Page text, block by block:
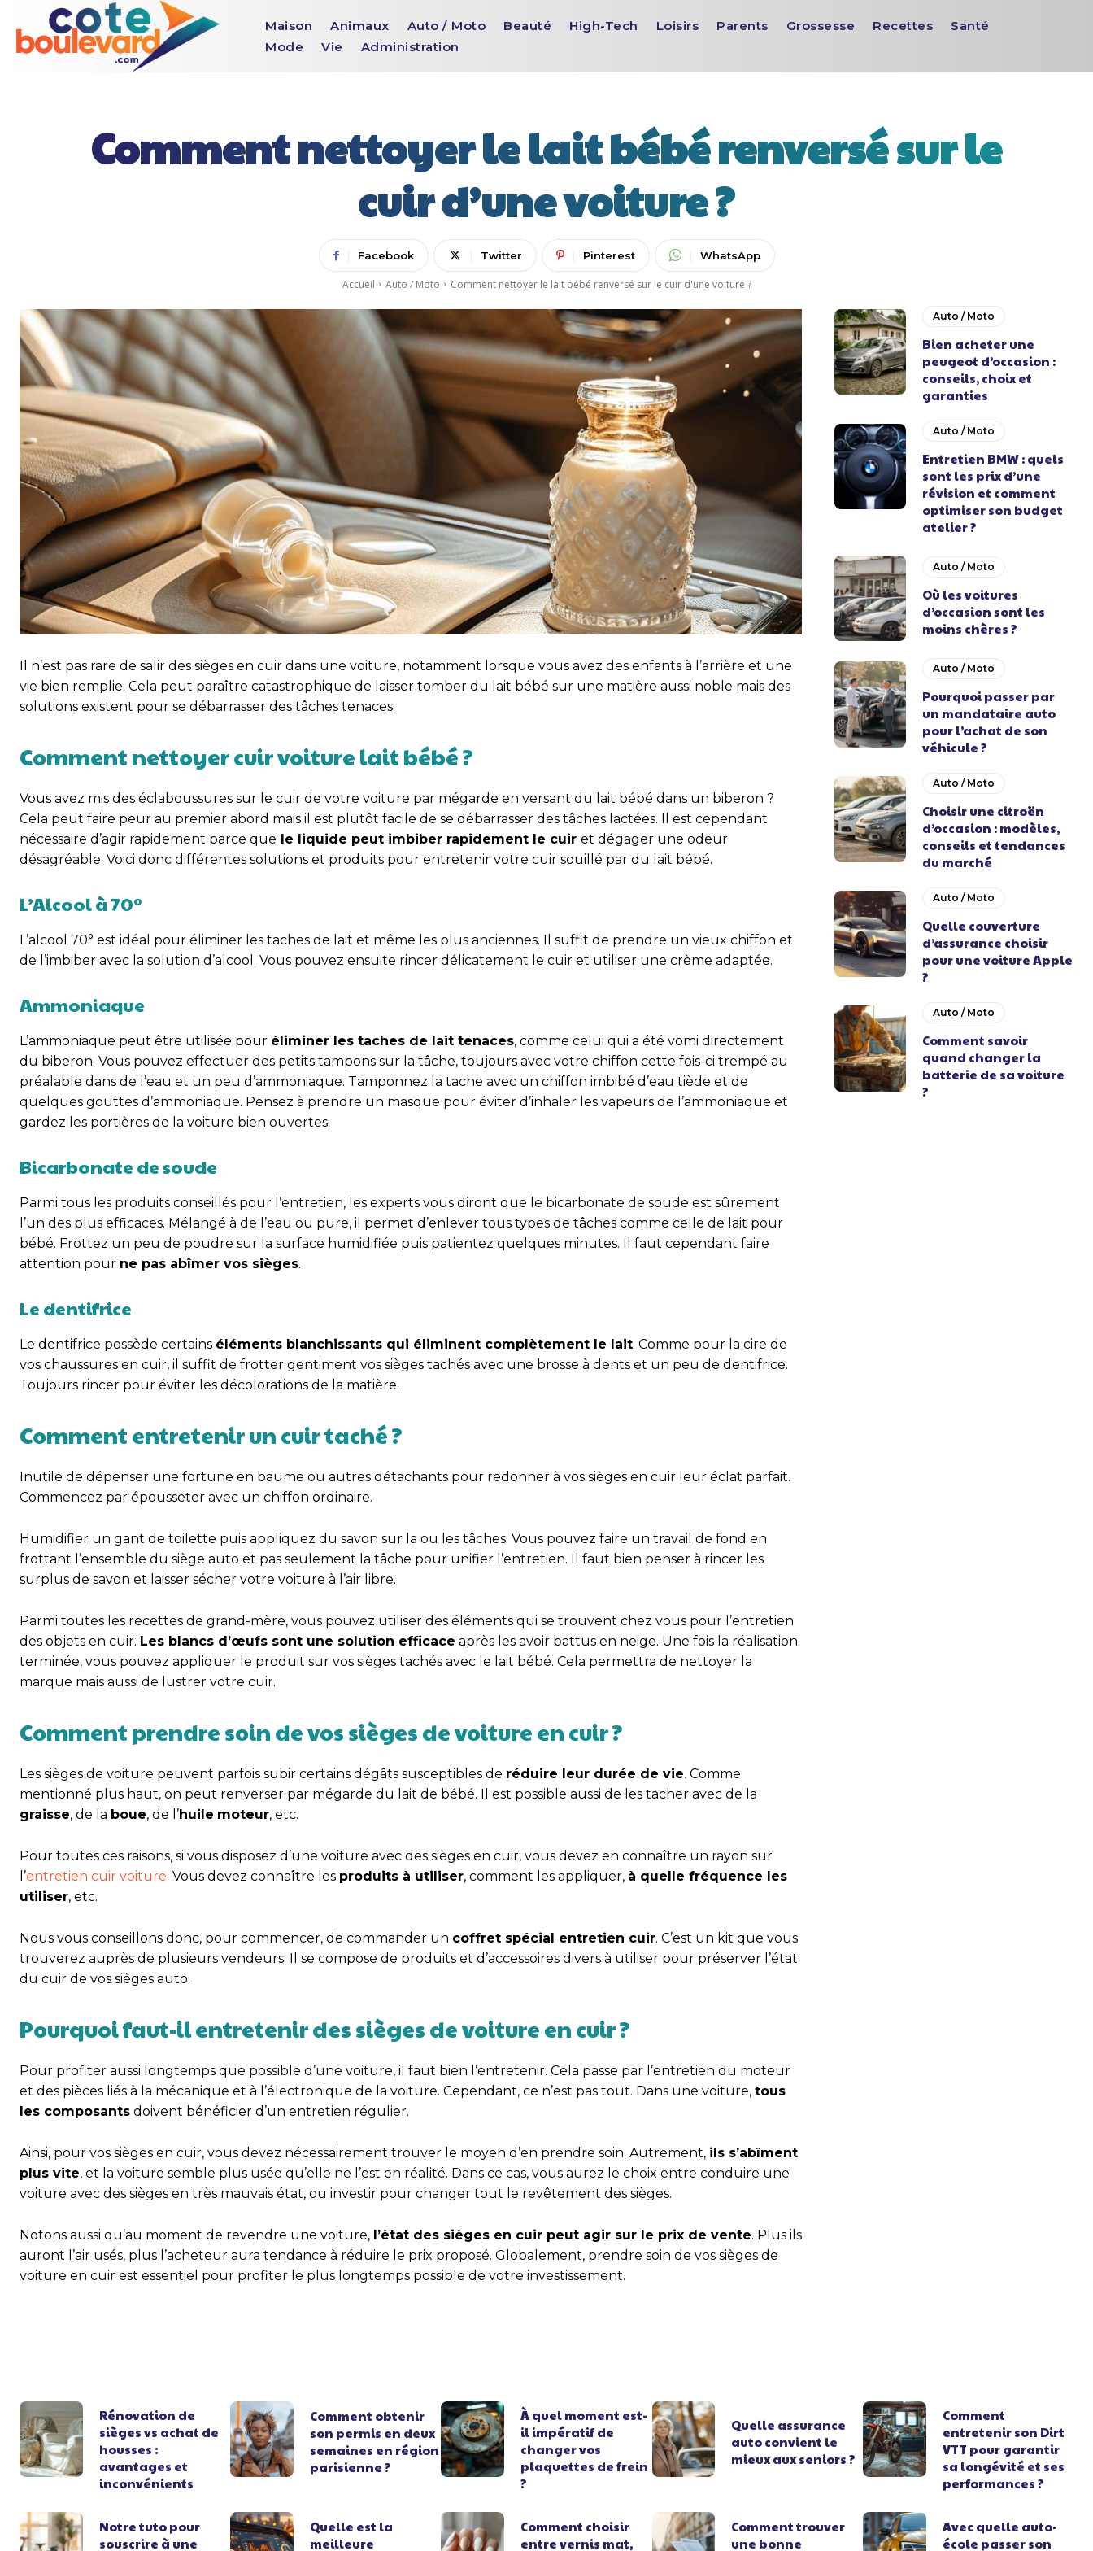
Maison Animaux Auto / Moto Beauté High-Tech Loisirs Parents Grossesse Recettes
Santé
Mode
Vie Administration
Comment nettoyer le lait bébé renversé sur le
cuir d’une voiture ?
Facebook Twitter Pinterest WhatsApp
Accueil Auto / Moto Comment nettoyer le lait bébé renversé sur le cuir d'une voiture ?
Il n’est pas rare de salir des sièges en cuir dans une voiture, notamment lorsque vous avez des enfants à l’arrière et une
vie bien remplie. Cela peut paraître catastrophique de laisser tomber du lait bébé sur une matière aussi noble mais des
solutions existent pour se débarrasser des tâches tenaces.
Comment nettoyer cuir voiture lait bébé ?
Vous avez mis des éclaboussures sur le cuir de votre voiture par mégarde en versant du lait bébé dans un biberon ?
Cela peut faire peur au premier abord mais il est plutôt facile de se débarrasser des tâches lactées. Il est cependant
nécessaire d’agir rapidement parce que le liquide peut imbiber rapidement le cuir et dégager une odeur
désagréable. Voici donc différentes solutions et produits pour entretenir votre cuir souillé par du lait bébé.
L’Alcool à 70°
L’alcool 70° est idéal pour éliminer les taches de lait et même les plus anciennes. Il suffit de prendre un vieux chiffon et
de l’imbiber avec la solution d’alcool. Vous pouvez ensuite rincer délicatement le cuir et utiliser une crème adaptée.
Ammoniaque
L’ammoniaque peut être utilisée pour éliminer les taches de lait tenaces, comme celui qui a été vomi directement
du biberon. Vous pouvez effectuer des petits tampons sur la tâche, toujours avec votre chiffon cette fois-ci trempé au
préalable dans de l’eau et un peu d’ammoniaque. Tamponnez la tache avec un chiffon imbibé d’eau tiède et de
quelques gouttes d’ammoniaque. Pensez à prendre un masque pour éviter d’inhaler les vapeurs de l’ammoniaque et
gardez les portières de la voiture bien ouvertes.
Bicarbonate de soude
Parmi tous les produits conseillés pour l’entretien, les experts vous diront que le bicarbonate de soude est sûrement
l’un des plus efficaces. Mélangé à de l’eau ou pure, il permet d’enlever tous types de tâches comme celle de lait pour
bébé. Frottez un peu de poudre sur la surface humidifiée puis patientez quelques minutes. Il faut cependant faire
attention pour ne pas abîmer vos sièges.
Le dentifrice
Le dentifrice possède certains éléments blanchissants qui éliminent complètement le lait. Comme pour la cire de
vos chaussures en cuir, il suffit de frotter gentiment vos sièges tachés avec une brosse à dents et un peu de dentifrice.
Toujours rincer pour éviter les décolorations de la matière.
Comment entretenir un cuir taché ?
Inutile de dépenser une fortune en baume ou autres détachants pour redonner à vos sièges en cuir leur éclat parfait.
Commencez par épousseter avec un chiffon ordinaire.
Humidifier un gant de toilette puis appliquez du savon sur la ou les tâches. Vous pouvez faire un travail de fond en
frottant l’ensemble du siège auto et pas seulement la tâche pour unifier l’entretien. Il faut bien penser à rincer les
surplus de savon et laisser sécher votre voiture à l’air libre.
Parmi toutes les recettes de grand-mère, vous pouvez utiliser des éléments qui se trouvent chez vous pour l’entretien
des objets en cuir. Les blancs d’œufs sont une solution efficace après les avoir battus en neige. Une fois la réalisation
terminée, vous pouvez appliquer le produit sur vos sièges tachés avec le lait bébé. Cela permettra de nettoyer la
marque mais aussi de lustrer votre cuir.
Comment prendre soin de vos sièges de voiture en cuir ?
Les sièges de voiture peuvent parfois subir certains dégâts susceptibles de réduire leur durée de vie. Comme
mentionné plus haut, on peut renverser par mégarde du lait de bébé. Il est possible aussi de les tacher avec de la
graisse, de la boue, de l’huile moteur, etc.
Pour toutes ces raisons, si vous disposez d’une voiture avec des sièges en cuir, vous devez en connaître un rayon sur
l’entretien cuir voiture. Vous devez connaître les produits à utiliser, comment les appliquer, à quelle fréquence les
utiliser, etc.
Nous vous conseillons donc, pour commencer, de commander un coffret spécial entretien cuir. C’est un kit que vous
trouverez auprès de plusieurs vendeurs. Il se compose de produits et d’accessoires divers à utiliser pour préserver l’état
du cuir de vos sièges auto.
Pourquoi faut-il entretenir des sièges de voiture en cuir ?
Pour profiter aussi longtemps que possible d’une voiture, il faut bien l’entretenir. Cela passe par l’entretien du moteur
et des pièces liés à la mécanique et à l’électronique de la voiture. Cependant, ce n’est pas tout. Dans une voiture, tous
les composants doivent bénéficier d’un entretien régulier.
Ainsi, pour vos sièges en cuir, vous devez nécessairement trouver le moyen d’en prendre soin. Autrement, ils s’abîment
plus vite, et la voiture semble plus usée qu’elle ne l’est en réalité. Dans ce cas, vous aurez le choix entre conduire une
voiture avec des sièges en très mauvais état, ou investir pour changer tout le revêtement des sièges.
Notons aussi qu’au moment de revendre une voiture, l’état des sièges en cuir peut agir sur le prix de vente. Plus ils
auront l’air usés, plus l’acheteur aura tendance à réduire le prix proposé. Globalement, prendre soin de vos sièges de
voiture en cuir est essentiel pour profiter le plus longtemps possible de votre investissement.
Auto / Moto
Bien acheter une
peugeot d’occasion :
conseils, choix et
garanties
Auto / Moto
Entretien BMW : quels
sont les prix d’une
révision et comment
optimiser son budget
atelier ?
Auto / Moto
Où les voitures
d’occasion sont les
moins chères ?
Auto / Moto
Pourquoi passer par
un mandataire auto
pour l’achat de son
véhicule ?
Auto / Moto
Choisir une citroën
d’occasion : modèles,
conseils et tendances
du marché
Auto / Moto
Quelle couverture
d’assurance choisir
pour une voiture Apple
?
Auto / Moto
Comment savoir
quand changer la
batterie de sa voiture
?
Rénovation de
sièges vs achat de
housses :
avantages et
inconvénients
Comment obtenir
son permis en deux
semaines en région
parisienne ?
À quel moment est-
il impératif de
changer vos
plaquettes de frein
?
Quelle assurance
auto convient le
mieux aux seniors ?
Comment
entretenir son Dirt
VTT pour garantir
sa longévité et ses
performances ?
Notre tuto pour
souscrire à une
Quelle est la
meilleure
Comment choisir
entre vernis mat,
Comment trouver
une bonne
Avec quelle auto-
école passer son